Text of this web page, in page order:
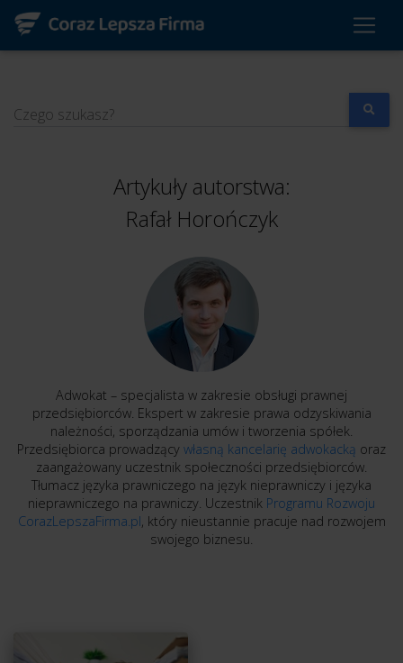
Czego szukasz?
Artykuły autorstwa:
Rafał Horończyk
Adwokat – specjalista w zakresie obsługi prawnej
przedsiębiorców. Ekspert w zakresie prawa odzyskiwania
należności, sporządzania umów i tworzenia spółek.
Przedsiębiorca prowadzący własną kancelarię adwokacką oraz
zaangażowany uczestnik społeczności przedsiębiorców.
Tłumacz języka prawniczego na język nieprawniczy i języka
nieprawniczego na prawniczy. Uczestnik Programu Rozwoju
CorazLepszaFirma.pl, który nieustannie pracuje nad rozwojem
swojego biznesu.